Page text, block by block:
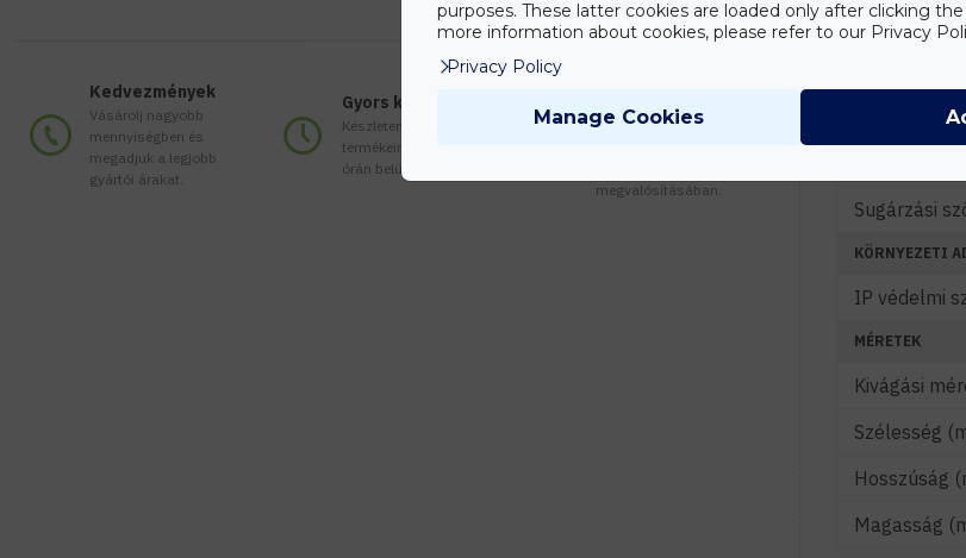
Kedvezmények
Vásárolj nagyobb
mennyiségben és
megadjuk a legjobb
gyártói árakat.
Gyors kiszállítás
Készleten lévő
termékeinket akár 24
órán belül megkaphatod!
elgondolásodat és
megvalósításában.
Fényáram
Sugárzási
KÖRNYEZETI
IP védelmi
MÉRETEK
Kivágási
Szélesség
Hosszúság
Magasság
purposes. These latter cookies are loaded only after clicking
more information about cookies, please refer to our Privacy
Privacy Policy
Manage Cookies